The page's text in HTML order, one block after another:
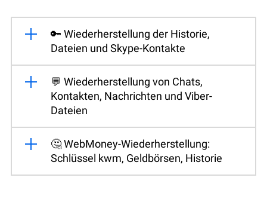
🔑 Wiederherstellung der Historie,
Dateien und Skype-Kontakte
💬 Wiederherstellung von Chats,
Kontakten, Nachrichten und Viber-
Dateien
🤔 WebMoney-Wiederherstellung:
Schlüssel kwm, Geldbörsen, Historie